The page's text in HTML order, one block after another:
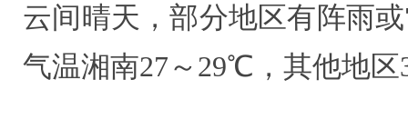
云间晴天，部分地区有阵雨
气温湘南27～29℃，其他地